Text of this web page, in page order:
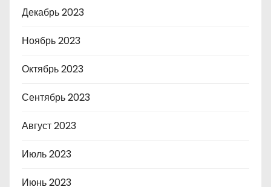
Декабрь 2023
Ноябрь 2023
Октябрь 2023
Сентябрь 2023
Август 2023
Июль 2023
Июнь 2023